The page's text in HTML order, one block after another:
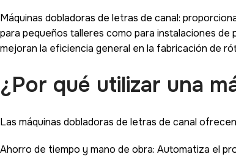
Máquinas dobladoras de letras de canal:
para pequeños talleres como para instalaciones
mejoran la eficiencia general en la fabricación de
¿Por qué utilizar una
Las máquinas dobladoras de letras de canal
Ahorro de tiempo y mano de obra: Automatiza el